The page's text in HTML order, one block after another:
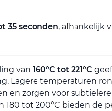
35 seconden, afhankelijk
van 160°C tot 221°C
Lagere temperaturen
en zorgen voor
tot 200°C bieden de